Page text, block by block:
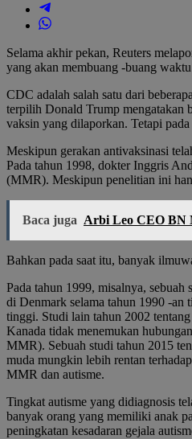
Selama akhir pekan, Reuters
yang akan membuang -buang
CDC adalah salah satu dari
terpilih Donald Trump mengatakan
vaksin yang dilaporkan. Tetapi
Meskipun gerakan antivaksinasi
Pada tahun 1998, dokter Inggris
(MMR). Meskipun penelitian ini
Baca juga Arbi Leo CEO BN
Bahkan pada saat itu, banyak
Pada tahun 1999, misalnya,
di Denmark selama tahun 1990 -an
tinggi. Studi lain tahun 2002
Kanada tidak menemukan
MMR). Sebuah studi tahun 2015
muda mungkin lebih rentan
MMR dan autisme.
Tingkat autisme yang didiagnosis
banyak orang yang memiliki anak
peningkatan kesadaran gejala